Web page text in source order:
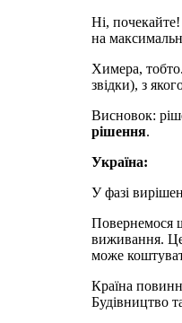
Ні,
на
Химера,
звідки), з
Висновок:
рішення.
Україна:
У фазі
Повернемося
виживання. Це
може
Країна
Будівництво